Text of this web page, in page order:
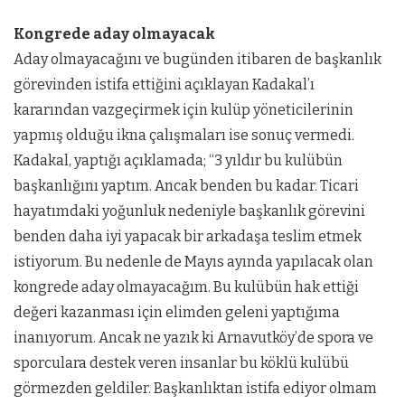
Kongrede aday olmayacak
Aday olmayacağını ve bugünden itibaren de başkanlık
görevinden istifa ettiğini açıklayan Kadakal’ı
kararından vazgeçirmek için kulüp yöneticilerinin
yapmış olduğu ikna çalışmaları ise sonuç vermedi.
Kadakal, yaptığı açıklamada; “3 yıldır bu kulübün
başkanlığını yaptım. Ancak benden bu kadar. Ticari
hayatımdaki yoğunluk nedeniyle başkanlık görevini
benden daha iyi yapacak bir arkadaşa teslim etmek
istiyorum. Bu nedenle de Mayıs ayında yapılacak olan
kongrede aday olmayacağım. Bu kulübün hak ettiği
değeri kazanması için elimden geleni yaptığıma
inanıyorum. Ancak ne yazık ki Arnavutköy’de spora ve
sporculara destek veren insanlar bu köklü kulübü
görmezden geldiler. Başkanlıktan istifa ediyor olmam